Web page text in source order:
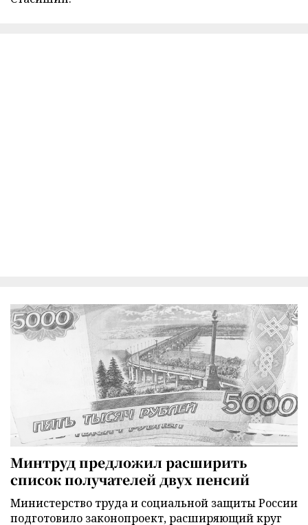
Минтруд предложил расширить
список получателей двух пенсий
Министерство труда и социальной защиты России
подготовило законопроект, расширяющий круг